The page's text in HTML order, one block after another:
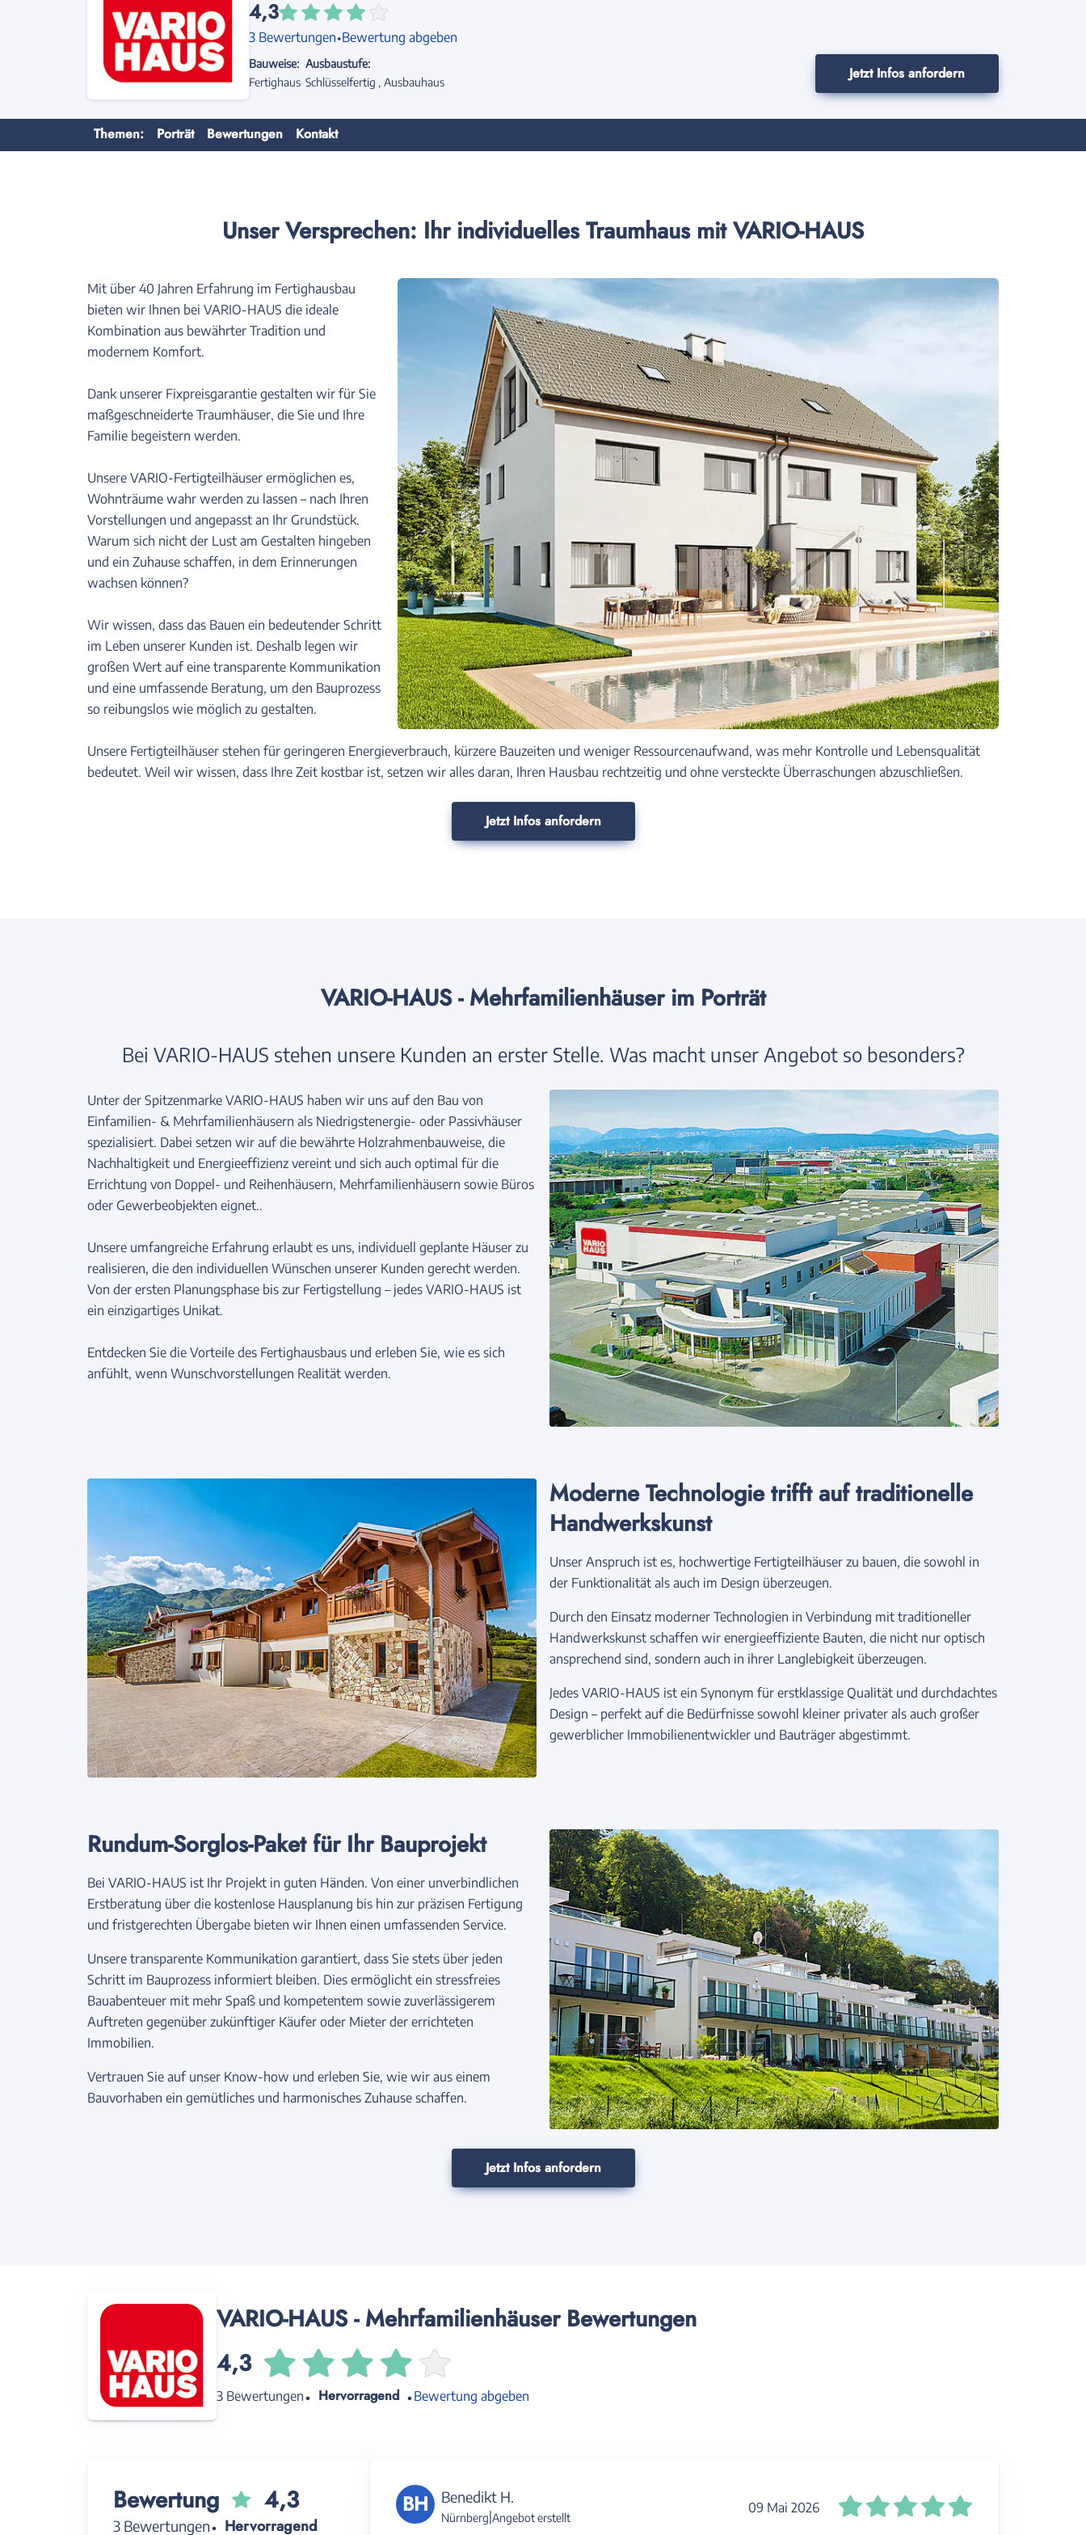
4,3
3 Bewertungen·Bewertung abgeben
Bauweise:
Fertighaus
Ausbaustufe:
Schlüsselfertig
Ausbauhaus Jetzt Infos anfordern
Themen: Porträt Bewertungen Kontakt
Unser Versprechen: Ihr individuelles Traumhaus mit VARIO-HAUS
Mit über 40 Jahren Erfahrung im Fertighausbau
bieten wir Ihnen bei VARIO-HAUS die ideale
Kombination aus bewährter Tradition und
modernem Komfort.
Dank unserer Fixpreisgarantie gestalten wir für Sie
maßgeschneiderte Traumhäuser, die Sie und Ihre
Familie begeistern werden.
Unsere VARIO-Fertigteilhäuser ermöglichen es,
Wohnträume wahr werden zu lassen – nach Ihren
Vorstellungen und angepasst an Ihr Grundstück.
Warum sich nicht der Lust am Gestalten hingeben
und ein Zuhause schaffen, in dem Erinnerungen
wachsen können?
Wir wissen, dass das Bauen ein bedeutender Schritt
im Leben unserer Kunden ist. Deshalb legen wir
großen Wert auf eine transparente Kommunikation
und eine umfassende Beratung, um den Bauprozess
so reibungslos wie möglich zu gestalten.
Unsere Fertigteilhäuser stehen für geringeren Energieverbrauch, kürzere Bauzeiten und weniger Ressourcenaufwand, was mehr Kontrolle und Lebensqualität
bedeutet. Weil wir wissen, dass Ihre Zeit kostbar ist, setzen wir alles daran, Ihren Hausbau rechtzeitig und ohne versteckte Überraschungen abzuschließen.
Jetzt Infos anfordern
VARIO-HAUS - Mehrfamilienhäuser im Porträt
Bei VARIO-HAUS stehen unsere Kunden an erster Stelle. Was macht unser Angebot so besonders?
Unter der Spitzenmarke VARIO-HAUS haben wir uns auf den Bau von
Einfamilien- & Mehrfamilienhäusern als Niedrigstenergie- oder Passivhäuser
spezialisiert. Dabei setzen wir auf die bewährte Holzrahmenbauweise, die
Nachhaltigkeit und Energieeffizienz vereint und sich auch optimal für die
Errichtung von Doppel- und Reihenhäusern, Mehrfamilienhäusern sowie Büros
oder Gewerbeobjekten eignet..
Unsere umfangreiche Erfahrung erlaubt es uns, individuell geplante Häuser zu
realisieren, die den individuellen Wünschen unserer Kunden gerecht werden.
Von der ersten Planungsphase bis zur Fertigstellung – jedes VARIO-HAUS ist
ein einzigartiges Unikat.
Entdecken Sie die Vorteile des Fertighausbaus und erleben Sie, wie es sich
anfühlt, wenn Wunschvorstellungen Realität werden.
Moderne Technologie trifft auf traditionelle
Handwerkskunst
Unser Anspruch ist es, hochwertige Fertigteilhäuser zu bauen, die sowohl in
der Funktionalität als auch im Design überzeugen.
Durch den Einsatz moderner Technologien in Verbindung mit traditioneller
Handwerkskunst schaffen wir energieeffiziente Bauten, die nicht nur optisch
ansprechend sind, sondern auch in ihrer Langlebigkeit überzeugen.
Jedes VARIO-HAUS ist ein Synonym für erstklassige Qualität und durchdachtes
Design – perfekt auf die Bedürfnisse sowohl kleiner privater als auch großer
gewerblicher Immobilienentwickler und Bauträger abgestimmt.
Rundum-Sorglos-Paket für Ihr Bauprojekt
Bei VARIO-HAUS ist Ihr Projekt in guten Händen. Von einer unverbindlichen
Erstberatung über die kostenlose Hausplanung bis hin zur präzisen Fertigung
und fristgerechten Übergabe bieten wir Ihnen einen umfassenden Service.
Unsere transparente Kommunikation garantiert, dass Sie stets über jeden
Schritt im Bauprozess informiert bleiben. Dies ermöglicht ein stressfreies
Bauabenteuer mit mehr Spaß und kompetentem sowie zuverlässigerem
Auftreten gegenüber zukünftiger Käufer oder Mieter der errichteten
Immobilien.
Vertrauen Sie auf unser Know-how und erleben Sie, wie wir aus einem
Bauvorhaben ein gemütliches und harmonisches Zuhause schaffen.
Jetzt Infos anfordern
VARIO-HAUS - Mehrfamilienhäuser Bewertungen
4,3
3 Bewertungen Hervorragend Bewertung abgeben
Bewertung 4,3
3 Bewertungen Hervorragend
BH Benedikt H.
Nürnberg|Angebot erstellt
09 Mai 2026